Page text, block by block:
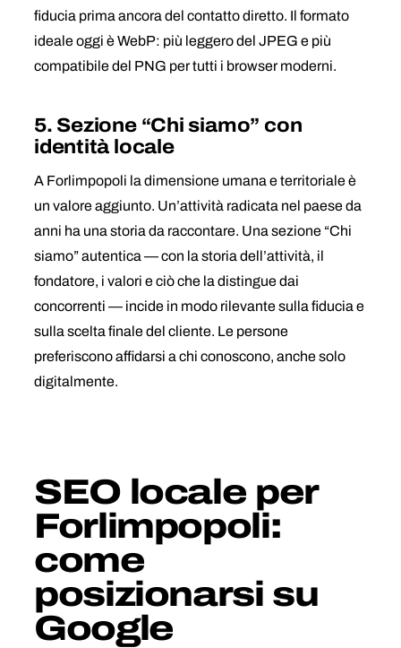
fiducia prima ancora del contatto diretto. Il formato
ideale oggi è WebP: più leggero del JPEG e più
compatibile del PNG per tutti i browser moderni.
5. Sezione “Chi siamo” con
identità locale
A Forlimpopoli la dimensione umana e territoriale è
un valore aggiunto. Un’attività radicata nel paese da
anni ha una storia da raccontare. Una sezione “Chi
siamo” autentica — con la storia dell’attività, il
fondatore, i valori e ciò che la distingue dai
concorrenti — incide in modo rilevante sulla fiducia e
sulla scelta finale del cliente. Le persone
preferiscono affidarsi a chi conoscono, anche solo
digitalmente.
SEO locale per
Forlimpopoli:
come
posizionarsi su
Google